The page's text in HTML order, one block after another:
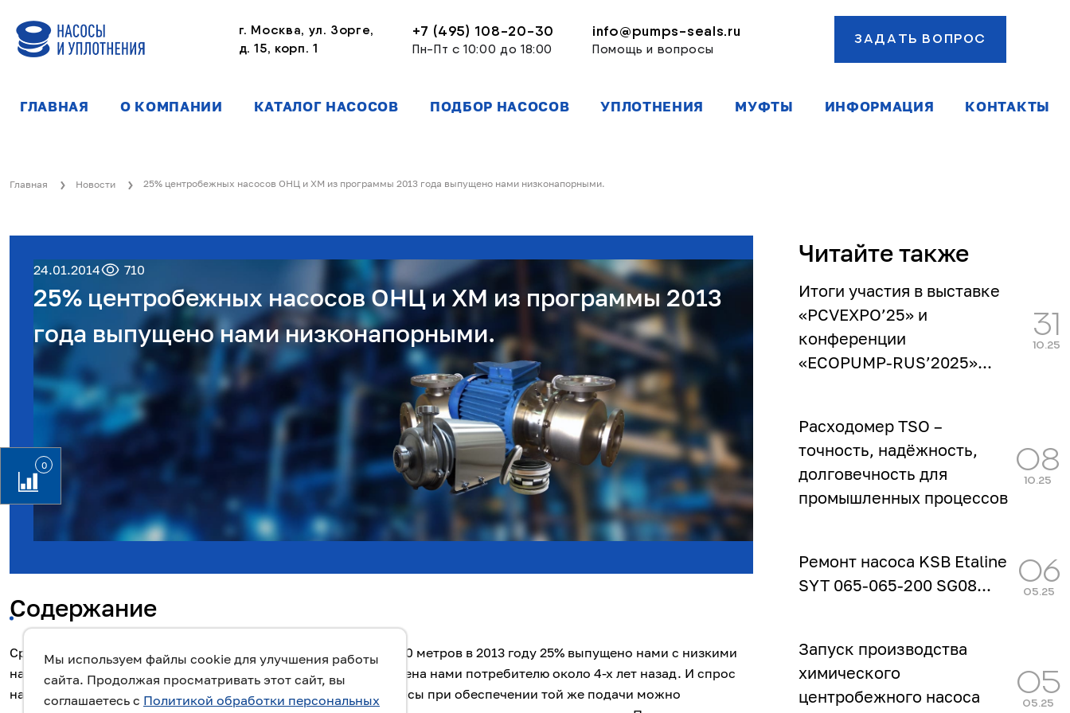
Мы используем файлы cookie для улучшения работы
сайта. Продолжая просматривать этот сайт, вы
соглашаетесь с Политикой обработки персональных
0
г. Москва, ул. Зорге,
д. 15, корп. 1
+7 (495) 108-20-30
Пн-Пт с 10:00 до 18:00
info@pumps-seals.ru
Помощь и вопросы
ЗАДАТЬ ВОПРОС
ГЛАВНАЯ О КОМПАНИИ КАТАЛОГ НАСОСОВ ПОДБОР НАСОСОВ УПЛОТНЕНИЯ МУФТЫ ИНФОРМАЦИЯ КОНТАКТЫ
Главная Новости 25% центробежных насосов ОНЦ и ХМ из программы 2013 года выпущено нами низконапорными.
24.01.2014 710
25% центробежных насосов ОНЦ и ХМ из программы 2013
года выпущено нами низконапорными.
Содержание
Среди центробежных моноблочных агрегатов с напором до 80 метров в 2013 году 25% выпущено нами с низкими
напорами (15 метров и ниже). Низконапорная серия предложена нами потребителю около 4-х лет назад. И спрос
на эти изделия постепенно повышается. Низконапорные насосы при обеспечении той же подачи можно
Читайте также
Итоги участия в выставке
«PCVEXPO’25» и
конференции
«ECOPUMP‑RUS’2025»...
31
10.25
Расходомер TSO –
точность, надёжность,
долговечность для
промышленных процессов
08
10.25
Ремонт насоса KSB Etaline
SYT 065-065-200 SG08...
06
05.25
Запуск производства
химического
центробежного насоса
05
05.25